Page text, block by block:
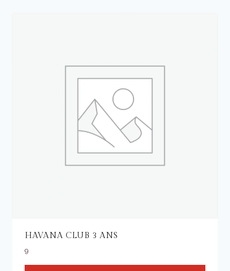
HAVANA CLUB 3 ANS
9